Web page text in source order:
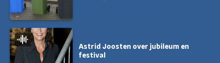
Astrid Joosten over jubileum en
festival